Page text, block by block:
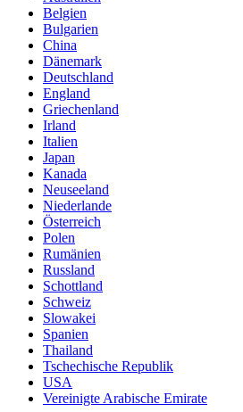
Belgien
Bulgarien
China
Dänemark
Deutschland
England
Griechenland
Irland
Italien
Japan
Kanada
Neuseeland
Niederlande
Österreich
Polen
Rumänien
Russland
Schottland
Schweiz
Slowakei
Spanien
Thailand
Tschechische Republik
USA
Vereinigte Arabische Emirate